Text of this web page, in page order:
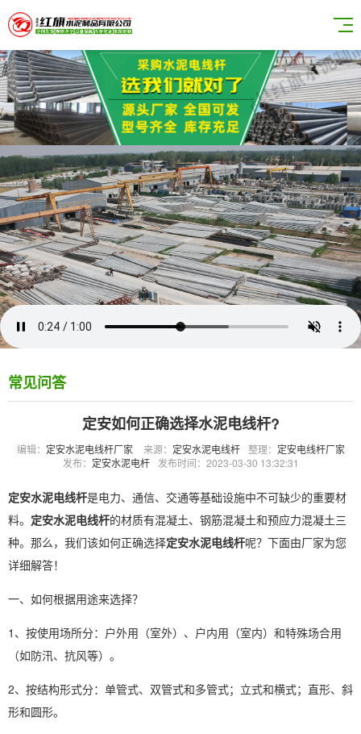
常见问答
定安如何正确选择水泥电线杆?
编辑： 定安水泥电线杆厂家 来源： 定安水泥电线杆 整理： 定安电线杆厂家
发布： 定安水泥电杆 发布时间：2023-03-30 13:32:31
定安水泥电线杆是电力、通信、交通等基础设施中不可缺少的重要材
料。 定安水泥电线杆的材质有混凝土、钢筋混凝土和预应力混凝土三
种。那么，我们该如何正确选择定安水泥电线杆呢？下面由厂家为您
详细解答！
一、如何根据用途来选择？
1、按使用场所分：户外用（室外）、户内用（室内）和特殊场合用
（如防汛、抗风等）。
2、按结构形式分：单管式、双管式和多管式；立式和横式；直形、斜
形和圆形。